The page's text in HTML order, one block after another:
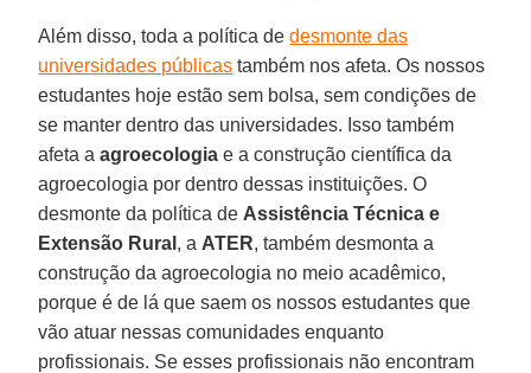
Além disso, toda a política dedesmonte das
universidades públicas também nos afeta. Os nossos
estudantes hoje estão sem bolsa, sem condições de
se manter dentro das universidades. Isso também
afeta aagroecologia e a construção científica da
agroecologia por dentro dessas instituições. O
desmonte da política de Assistência Técnica e
Extensão Rural , a ATER, também desmonta a
construção da agroecologia no meio acadêmico,
porque é de lá que saem os nossos estudantes que
vão atuar nessas comunidades enquanto
profissionais. Se esses profissionais não encontram